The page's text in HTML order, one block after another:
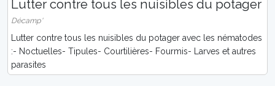
Lutter contre tous les nuisibles du potager
Décamp'
Lutter contre tous les nuisibles du potager avec les nématodes
:- Noctuelles- Tipules- Courtilières- Fourmis- Larves et autres
parasites